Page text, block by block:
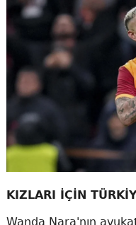
KIZLARI İÇİN
Wanda Nara'nın